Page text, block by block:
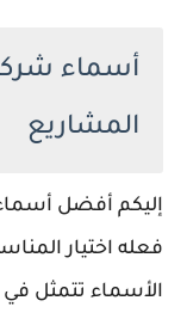
أسماء
المشاريع
إليكم أفضل
فعله اختيار
الأسماء تتمثل في